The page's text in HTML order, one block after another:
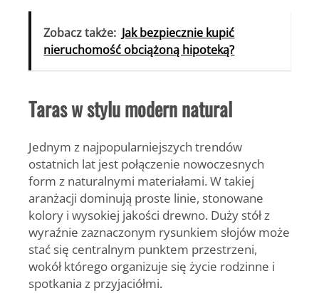
Zobacz także: Jak bezpiecznie kupić
nieruchomość obciążoną hipoteką?
Taras w stylu modern natural
Jednym z najpopularniejszych trendów
ostatnich lat jest połączenie nowoczesnych
form z naturalnymi materiałami. W takiej
aranżacji dominują proste linie, stonowane
kolory i wysokiej jakości drewno. Duży stół z
wyraźnie zaznaczonym rysunkiem słojów może
stać się centralnym punktem przestrzeni,
wokół którego organizuje się życie rodzinne i
spotkania z przyjaciółmi.